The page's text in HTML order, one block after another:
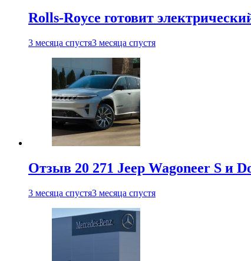
Rolls-Royce готовит
3 месяца спустя3 месяца спустя
Отзыв 20 271 Jeep Wagoneer S и
3 месяца спустя3 месяца спустя